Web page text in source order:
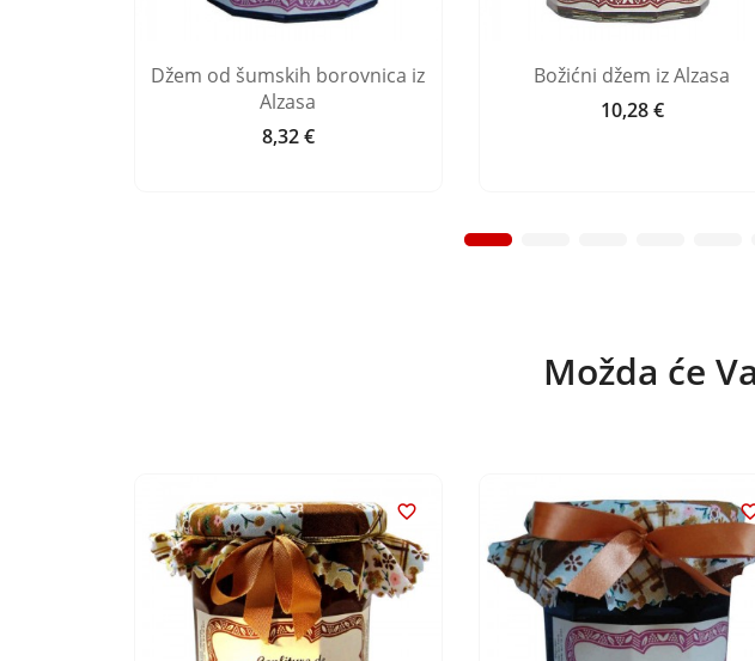
Džem od šumskih borovnica iz
Alzasa
Cijena
8,32 €
Božićni džem iz Alzasa
Cijena
10,28 €
Možda će
